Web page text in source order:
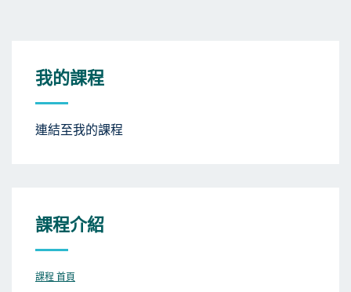
我的課程
連結至我的課程
課程介紹
課程 首頁